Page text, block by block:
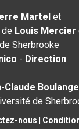
Martel et
de Louis Mercier
Sherbrooke
- Direction
Claude
de
nous